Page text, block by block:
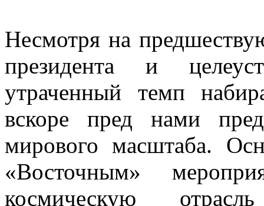
Несмотря на
президента и
утраченный темп
вскоре пред нами
мирового масштаба.
«Восточным»
космическую